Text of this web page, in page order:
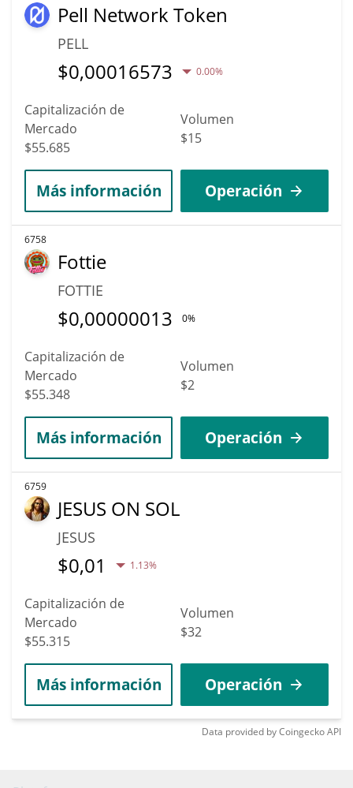
Pell Network Token
PELL
$0,00016573 0.00%
Capitalización de
Mercado
$55.685
Volumen
$15
Más información Operación
6758
Fottie
FOTTIE
$0,00000013 0%
Capitalización de
Mercado
$55.348
Volumen
$2
Más información Operación
6759
JESUS ON SOL
JESUS
$0,01 1.13%
Capitalización de
Mercado
$55.315
Volumen
$32
Más información Operación
Data provided byCoingeckoAPI